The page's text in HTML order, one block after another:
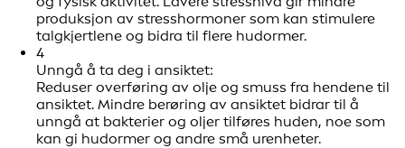
produksjon av stresshormoner som kan stimulere
talgkjertlene og bidra til flere hudormer.
4
Unngå å ta deg i ansiktet:
Reduser overføring av olje og smuss fra hendene til
ansiktet. Mindre berøring av ansiktet bidrar til å
unngå at bakterier og oljer tilføres huden, noe som
kan gi hudormer og andre små urenheter.